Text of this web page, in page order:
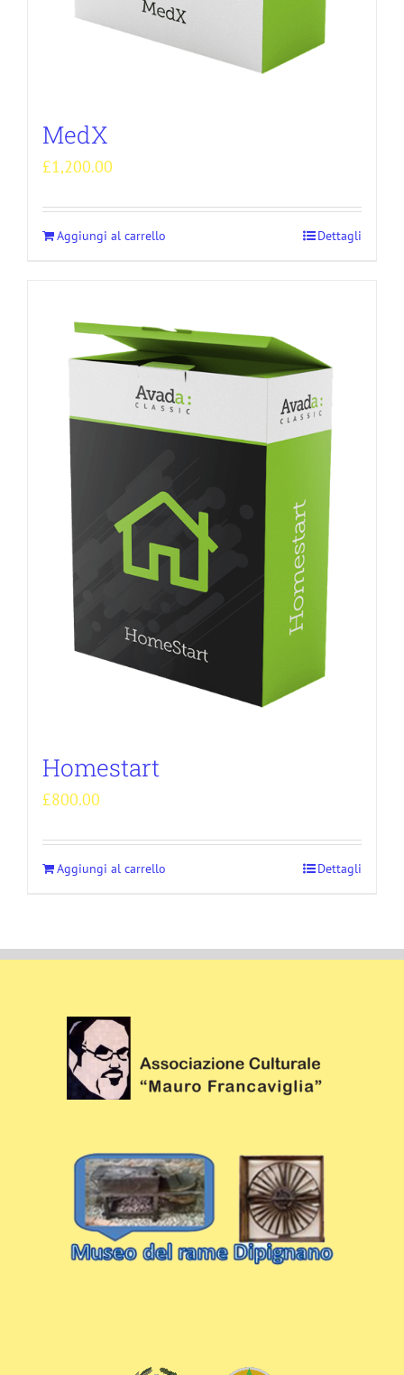
MedX
£1,200.00
Aggiungi al carrello Dettagli
Homestart
£800.00
Aggiungi al carrello Dettagli